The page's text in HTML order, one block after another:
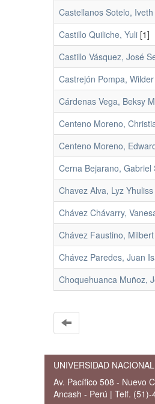
Castellanos Sotelo,
Castillo Quiliche, Yuli [1]
Castillo Vásquez, José
Castrejón Pompa,
Cárdenas Vega, Beksy
Centeno Moreno,
Centeno Moreno,
Cerna Bejarano, Gabriel
Chavez Alva, Lyz Yhuliss
Chávez Chávarry,
Chávez Faustino,
Chávez Paredes, Juan
Choquehuanca Muñoz,
UNIVERSIDAD
Av. Pacífico 508 - Nuevo
Ancash - Perú | Telf. (51)-